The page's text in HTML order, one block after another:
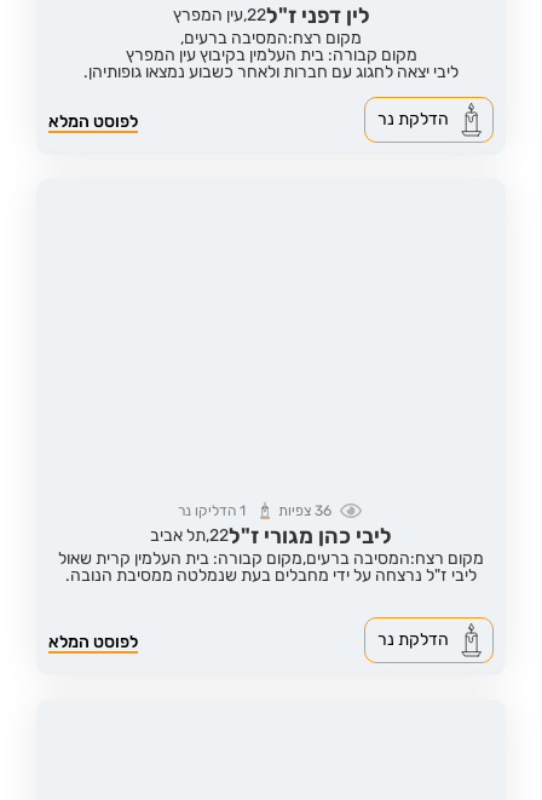
לין דפני ז"ל22, עין המפרץ
מקום רצח:המסיבה ברעים,
מקום קבורה: בית העלמין בקיבוץ עין המפרץ
ליבי יצאה לחגוג עם חברות ולאחר כשבוע נמצאו גופותיהן.
לפוסט המלא הדלקת נר
36צפיות 1 הדליקו נר
ליבי כהן מגורי ז"ל22,תל אביב
מקום רצח:המסיבה ברעים,מקום קבורה: בית העלמין קרית שאול
ליבי ז"ל נרצחה על ידי מחבלים בעת שנמלטה ממסיבת הנובה.
לפוסט המלא הדלקת נר